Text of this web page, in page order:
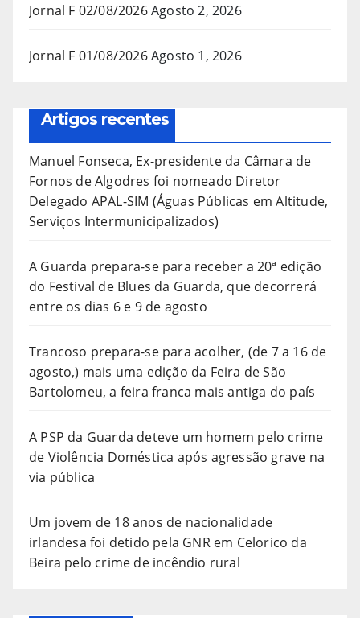
Jornal F 02/08/2026Agosto 2, 2026
Jornal F 01/08/2026Agosto 1, 2026
Artigos recentes
Manuel Fonseca, Ex-presidente da Câmara de
Fornos de Algodres foi nomeado Diretor
Delegado APAL-SIM (Águas Públicas em Altitude,
Serviços Intermunicipalizados)
A Guarda prepara-se para receber a 20ª edição
do Festival de Blues da Guarda, que decorrerá
entre os dias 6 e 9 de agosto
Trancoso prepara-se para acolher, (de 7 a 16 de
agosto,) mais uma edição da Feira de São
Bartolomeu, a feira franca mais antiga do país
A PSP da Guarda deteve um homem pelo crime
de Violência Doméstica após agressão grave na
via pública
Um jovem de 18 anos de nacionalidade
irlandesa foi detido pela GNR em Celorico da
Beira pelo crime de incêndio rural